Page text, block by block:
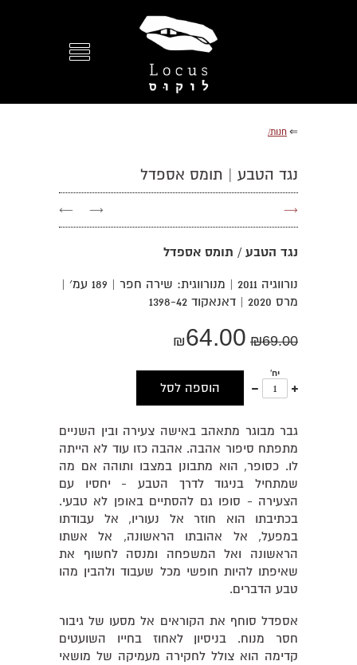
⇐ חנות/
נגד הטבע | תומס אספדל
→
→
←
נגד הטבע / תומס אספדל
נורווגיה 2011 | מנורווגית: שירה חפר | 189 עמ׳ |
מרס 2020 | דאנאקוד 1398-42
₪69.00
₪64.00
יח'
עוד
אחד
הוספה לסל
גבר מבוגר מתאהב באישה צעירה ובין השניים
מתפתח סיפור אהבה. אהבה כזו עוד לא הייתה
לו. כסופר, הוא מתבונן במצבו ותוהה אם מה
שמתחיל בניגוד לדרך הטבע - יחסיו עם
הצעירה - סופו גם להסתיים באופן לא טבעי.
בכתיבתו הוא חוזר אל נעוריו, אל עבודתו
במפעל, אל אהובתו הראשונה, אל אשתו
הראשונה ואל המשפחה ומנסה לחשוף את
שאיפתו להיות חופשי מכל שעבוד ולהבין מהו
טבע הדברים.
אספדל סוחף את הקוראים אל מסעו של גיבור
חסר מנוח. בניסיון לאחוז בחייו השועטים
קדימה הוא צולל לחקירה מעמיקה של מושאי